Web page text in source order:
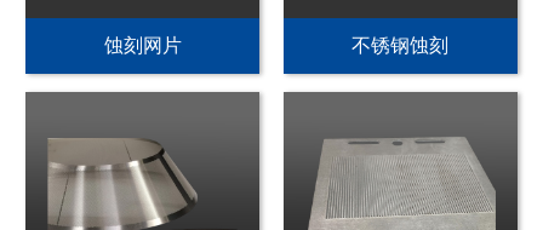
PI发热片蚀刻 不锈钢加热片蚀刻